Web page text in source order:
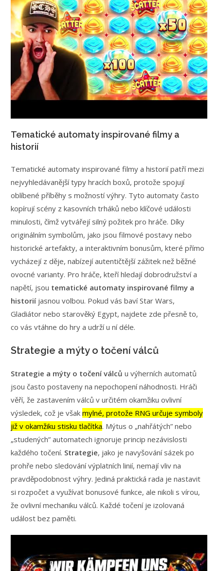
Tematické automaty inspirované filmy a
historií
Tematické automaty inspirované filmy a historií patří mezi
nejvyhledávanější typy hracích boxů, protože spojují
oblíbené příběhy s možností výhry. Tyto automaty často
kopírují scény z kasovních trháků nebo klíčové události
minulosti, čímž vytvářejí silný požitek pro hráče. Díky
originálním symbolům, jako jsou filmové postavy nebo
historické artefakty, a interaktivním bonusům, které přímo
vycházejí z děje, nabízejí autentičtější zážitek než běžné
ovocné varianty. Pro hráče, kteří hledají dobrodružství a
napětí, jsou tematické automaty inspirované filmy a
historií jasnou volbou. Pokud vás baví Star Wars,
Gladiátor nebo starověký Egypt, najdete zde přesně to,
co vás vtáhne do hry a udrží u ní déle.
Strategie a mýty o točení válců
Strategie a mýty o točení válců u výherních automatů
jsou často postaveny na nepochopení náhodnosti. Hráči
věří, že zastavením válců v určitém okamžiku ovlivní
výsledek, což je všakmylné, protože RNG určuje symboly
již v okamžiku stisku tlačítka. Mýtus o „nahřátých” nebo
„studených” automatech ignoruje princip nezávislosti
každého točení. Strategie, jako je navyšování sázek po
prohře nebo sledování výplatních linií, nemají vliv na
pravděpodobnost výhry. Jediná praktická rada je nastavit
si rozpočet a využívat bonusové funkce, ale nikoli s vírou,
že ovlivní mechaniku válců. Každé točení je izolovaná
událost bez paměti.